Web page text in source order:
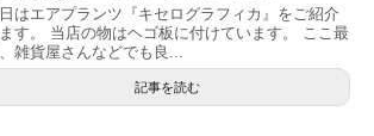
はエアプランツ『キセログラフィカ』をご紹介
す。 当店の物はヘゴ板に付けています。 ここ最
雑貨屋さんなどでも良...
記事を読む